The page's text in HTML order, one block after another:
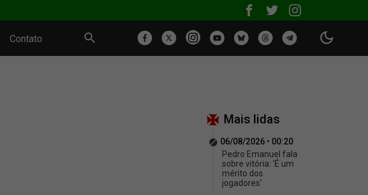
Contato
Mais lidas
06/08/2026 • 00:20
Pedro Emanuel fala
sobre vitória: 'É um
mérito dos
jogadores'